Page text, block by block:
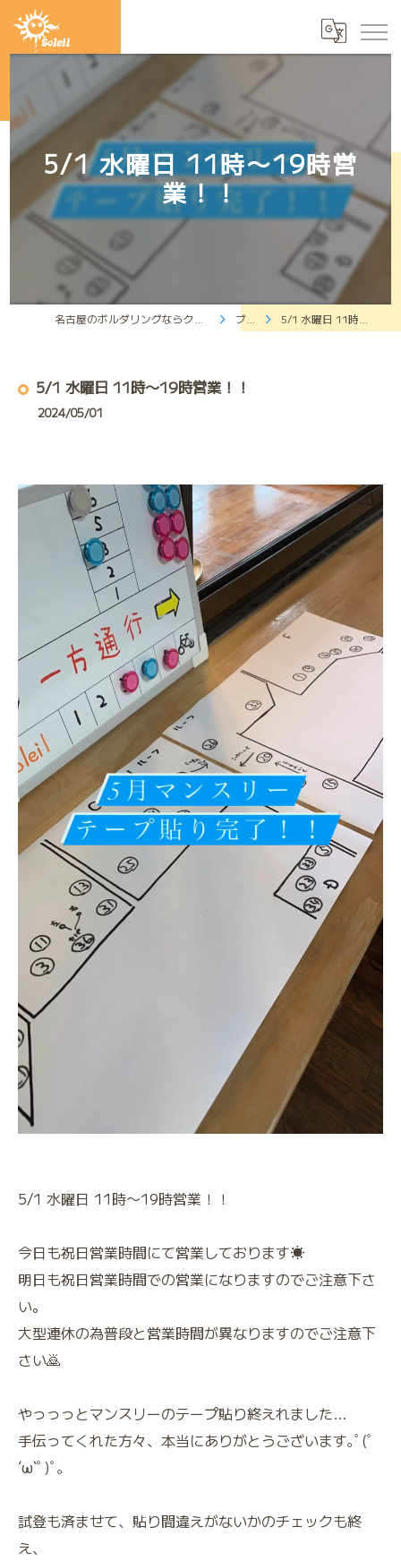
5/1 水曜日 11時〜19時営
業！！
ブログ 5/1 水曜日 11時〜19時営業！！
5/1 水曜日 11時〜19時営業！！
2024/05/01
5/1 水曜日 11時〜19時営業！！
今日も祝日営業時間にて営業しております☀️
明日も祝日営業時間での営業になりますのでご注意下さ
い。
大型連休の為普段と営業時間が異なりますのでご注意下
さい🙇
やっっっとマンスリーのテープ貼り終えれました…
手伝ってくれた方々、本当にありがとうございます｡ﾟ(ﾟ
´ω`ﾟ)ﾟ｡
試登も済ませて、貼り間違えがないかのチェックも終
え、